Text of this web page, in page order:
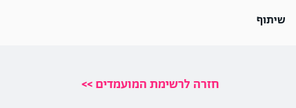
שיתוף
<< חזרה לרשימת המועמדים